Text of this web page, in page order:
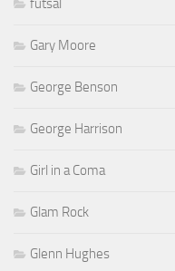
futsal
Gary Moore
George Benson
George Harrison
Girl in a Coma
Glam Rock
Glenn Hughes